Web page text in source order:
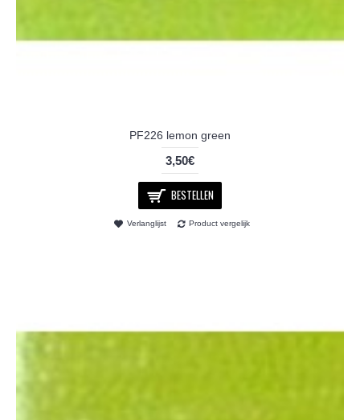
PF226 lemon green
3,50€
BESTELLEN
Verlanglijst Product vergelijk